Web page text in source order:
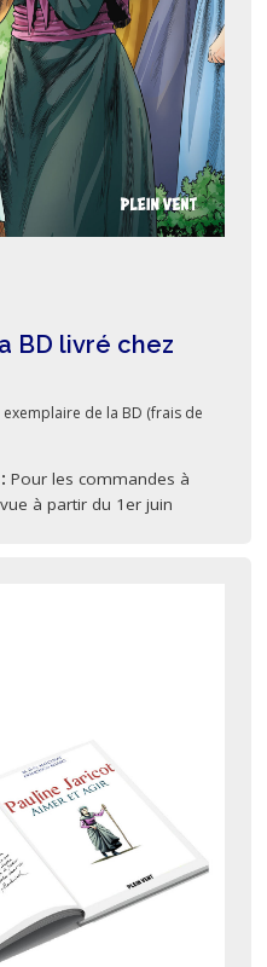
BD livré chez
de la BD (frais de
Pour les commandes à
à partir du 1er juin